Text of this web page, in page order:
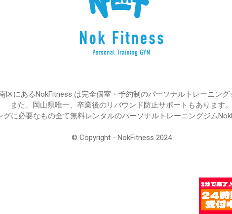
区にあるNokFitness は完全個室・予約制のパーソナルトレーニング
また、岡山県唯一、卒業後のリバウンド防止サポートもあります。
に必要なもの全て無料レンタルのパーソナルトレーニングジム
© Copyright - NokFitness 2024